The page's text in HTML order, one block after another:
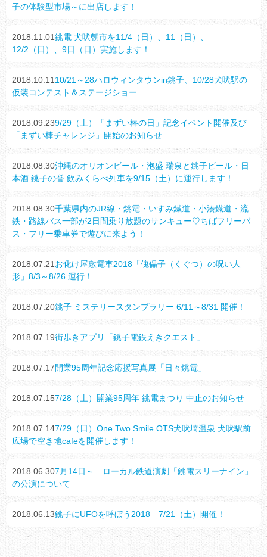
子の体験型市場～に出店します！
2018.11.01銚電 犬吠朝市を11/4（日）、11（日）、
12/2（日）、9日（日）実施します！
2018.10.1110/21～28ハロウィンタウンin銚子、10/28犬吠駅の
仮装コンテスト＆ステージショー
2018.09.239/29（土）「まずい棒の日」記念イベント開催及び
「まずい棒チャレンジ」開始のお知らせ
2018.08.30沖縄のオリオンビール・泡盛 瑞泉と銚子ビール・日
本酒 銚子の誉 飲みくらべ列車を9/15（土）に運行します！
2018.08.30千葉県内のJR線・銚電・いすみ鐡道・小湊鐡道・流
鉄・路線バス一部が2日間乗り放題のサンキュー♡ちばフリーパ
ス・フリー乗車券で遊びに来よう！
2018.07.21お化け屋敷電車2018「傀儡子（くぐつ）の呪い人
形」8/3～8/26 運行！
2018.07.20銚子 ミステリースタンプラリー 6/11～8/31 開催！
2018.07.19街歩きアプリ「銚子電鉄えきクエスト」
2018.07.17開業95周年記念応援写真展「日々銚電」
2018.07.157/28（土）開業95周年 銚電まつり 中止のお知らせ
2018.07.147/29（日）One Two Smile OTS犬吠埼温泉 犬吠駅前
広場で空き地cafeを開催します！
2018.06.307月14日～ ローカル鉄道演劇「銚電スリーナイン」
の公演について
2018.06.13銚子にUFOを呼ぼう2018 7/21（土）開催！